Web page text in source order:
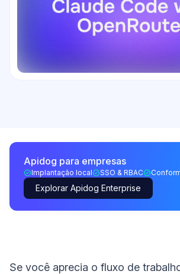
Apidog para empresas
Implantação local SSO & RBAC
Explorar Apidog Enterprise
Se você aprecia o fluxo de